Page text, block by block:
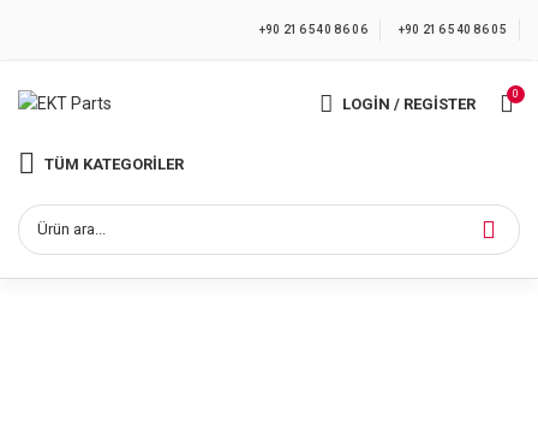
+90 216 540 86 06 +90 216 540 86 05
TÜM KATEGORILER
LOGIN / REGISTER
0